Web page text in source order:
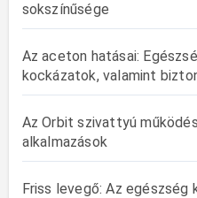
sokszínűsége
Az aceton hatásai:
kockázatok, valamint
Az Orbit szivattyú
alkalmazások
Friss levegő: Az